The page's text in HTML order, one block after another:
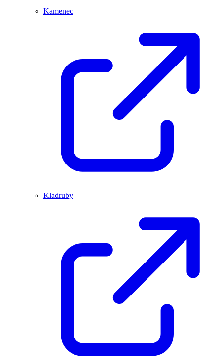
Kamenec
Kladruby